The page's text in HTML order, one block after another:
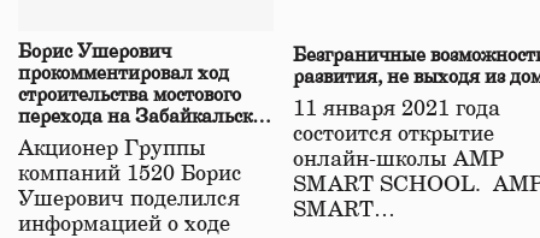
Борис Ушерович
прокомментировал ход
строительства мостового
перехода на Забайкальской
железной дороге
Акционер Группы
компаний 1520 Борис
Ушерович поделился
информацией о ходе
Безграничные
развития, не выходя из
11 января 2021 года
состоится открытие
онлайн-школы АМР
SMART SCHOOL.
SMART…